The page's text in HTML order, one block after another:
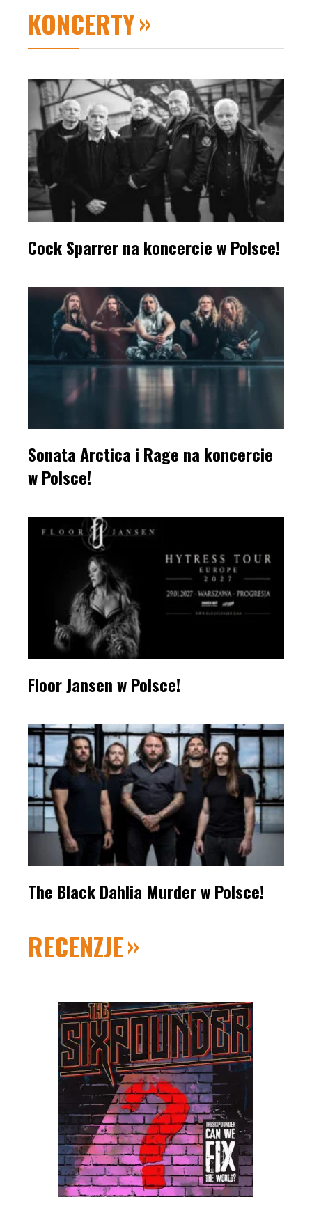
KONCERTY
Cock Sparrer na koncercie w Polsce!
Sonata Arctica i Rage na koncercie
w Polsce!
Floor Jansen w Polsce!
The Black Dahlia Murder w Polsce!
RECENZJE